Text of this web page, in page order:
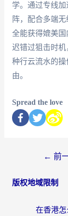
学。通过专线
阵，配合多端
全能获得媲美
迟错过狙击时
种行云流水的
由。
Spread the love
← 前
版权地域限制